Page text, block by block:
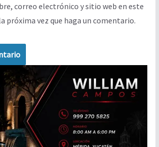
correo electrónico y sitio web en este
próxima vez que haga un comentario.